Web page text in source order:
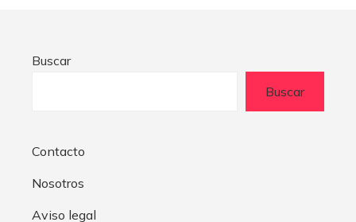
Buscar
Buscar
Contacto
Nosotros
Aviso legal